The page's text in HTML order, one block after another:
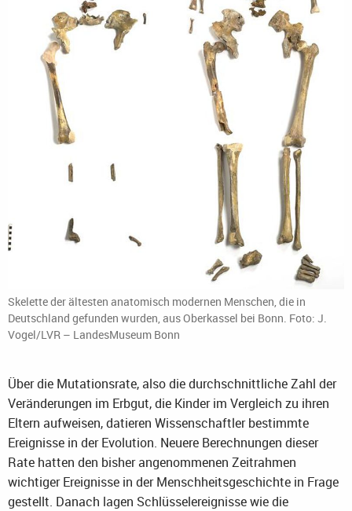
Skelette der ältesten anatomisch modernen Menschen, die in
Deutschland gefunden wurden, aus Oberkassel bei Bonn. Foto: J.
Vogel/LVR – LandesMuseum Bonn
Über die Mutationsrate, also die durchschnittliche Zahl der
Veränderungen im Erbgut, die Kinder im Vergleich zu ihren
Eltern aufweisen, datieren Wissenschaftler bestimmte
Ereignisse in der Evolution. Neuere Berechnungen dieser
Rate hatten den bisher angenommenen Zeitrahmen
wichtiger Ereignisse in der Menschheitsgeschichte in Frage
gestellt. Danach lagen Schlüsselereignisse wie die